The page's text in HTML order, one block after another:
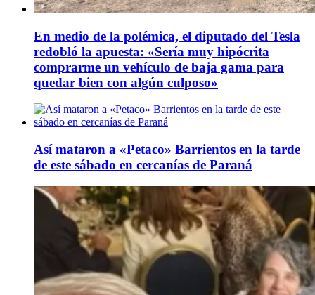
En medio de la polémica, el diputado del Tesla
redobló la apuesta: «Sería muy hipócrita
comprarme un vehículo de baja gama para
quedar bien con algún culposo»
Así mataron a «Petaco» Barrientos en la tarde
de este sábado en cercanías de Paraná